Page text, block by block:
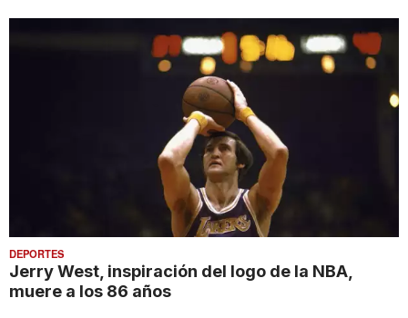
DEPORTES
Jerry West, inspiración del logo de la NBA,
muere a los 86 años